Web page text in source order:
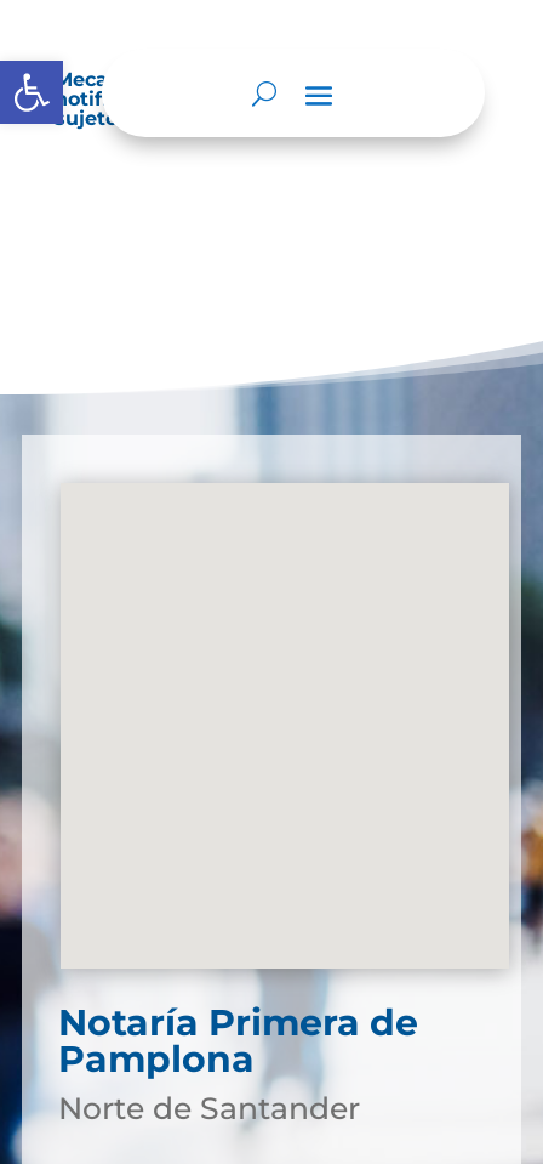
Abrir barra de herramientas
Mecanismos internos de supervisión,
notificación y vigilancia pertinente del
sujeto obligado
Notaría Primera de
Pamplona
Norte de Santander